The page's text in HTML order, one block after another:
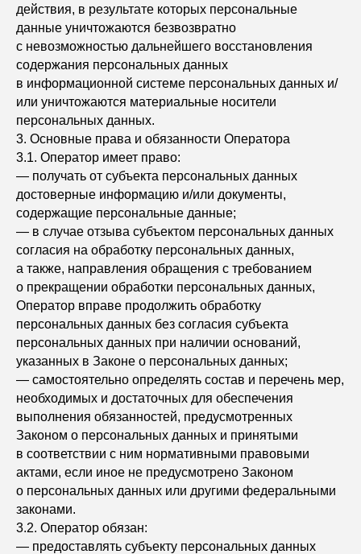
действия, в результате которых персональные
данные уничтожаются безвозвратно
с невозможностью дальнейшего восстановления
содержания персональных данных
в информационной системе персональных данных и/
или уничтожаются материальные носители
персональных данных.
3. Основные права и обязанности Оператора
3.1. Оператор имеет право:
— получать от субъекта персональных данных
достоверные информацию и/или документы,
содержащие персональные данные;
— в случае отзыва субъектом персональных данных
согласия на обработку персональных данных,
а также, направления обращения с требованием
о прекращении обработки персональных данных,
Оператор вправе продолжить обработку
персональных данных без согласия субъекта
персональных данных при наличии оснований,
указанных в Законе о персональных данных;
— самостоятельно определять состав и перечень мер,
необходимых и достаточных для обеспечения
выполнения обязанностей, предусмотренных
Законом о персональных данных и принятыми
в соответствии с ним нормативными правовыми
актами, если иное не предусмотрено Законом
о персональных данных или другими федеральными
законами.
3.2. Оператор обязан:
— предоставлять субъекту персональных данных